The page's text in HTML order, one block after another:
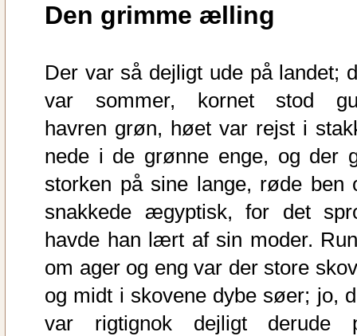
Den grimme ælling
Der var så dejligt ude på landet;
var sommer, kornet stod
havren grøn, høet var rejst i
nede i de grønne enge, og der
storken på sine lange, røde ben
snakkede ægyptisk, for det
havde han lært af sin moder.
om ager og eng var der store
og midt i skovene dybe søer; jo,
var rigtignok dejligt derude